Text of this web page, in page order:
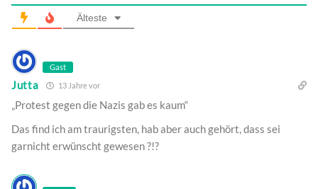
Älteste
Gast
Jutta 13 Jahre vor
„Protest gegen die Nazis gab es kaum“
Das find ich am traurigsten, hab aber auch gehört, dass sei
garnicht erwünscht gewesen ?!?